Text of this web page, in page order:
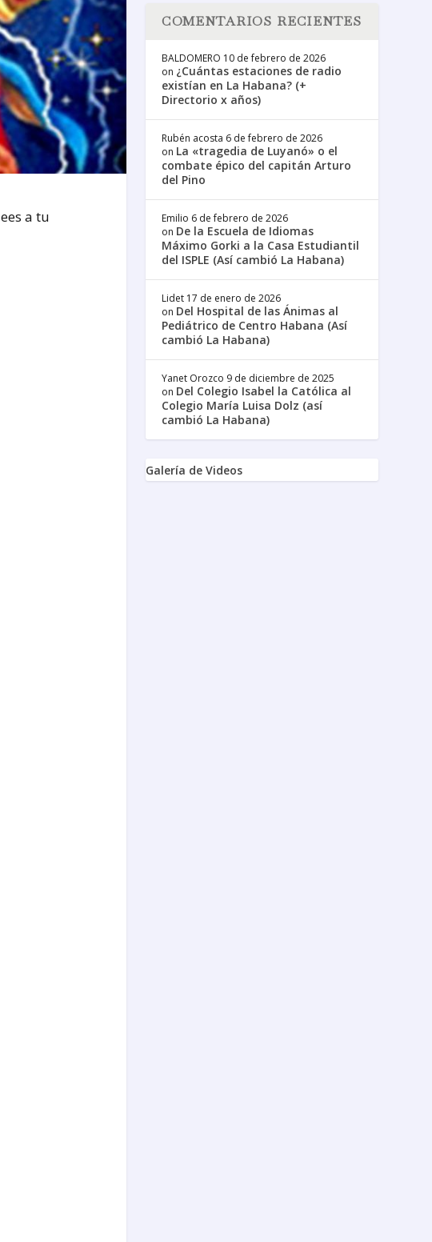
a tu
COMENTARIOS RECIENTES
BALDOMERO 10 de febrero de 2026
on ¿Cuántas estaciones de radio
existían en La Habana? (+
Directorio x años)
Rubén acosta 6 de febrero de 2026
on La «tragedia de Luyanó» o el
combate épico del capitán Arturo
del Pino
Emilio 6 de febrero de 2026
on De la Escuela de Idiomas
Máximo Gorki a la Casa Estudiantil
del ISPLE (Así cambió La Habana)
Lidet 17 de enero de 2026
on Del Hospital de las Ánimas al
Pediátrico de Centro Habana (Así
cambió La Habana)
Yanet Orozco 9 de diciembre de 2025
on Del Colegio Isabel la Católica al
Colegio María Luisa Dolz (así
cambió La Habana)
Galería de Videos